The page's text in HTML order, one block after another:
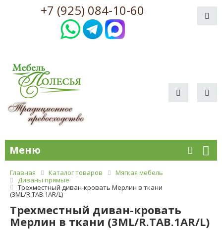
+7 (925) 084-10-60
Меню
Главная Каталог товаров
Мягкая мебель
Диваны прямые
Трехместный диван-кровать Мерлин в ткани
(3МL/R.ТАВ.1AR/L)
Трехместный диван-кровать
Мерлин в ткани (3МL/R.ТАВ.1AR/L)